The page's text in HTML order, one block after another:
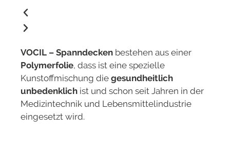
VOCIL – Spanndecken bestehen aus einer
Polymerfolie, dass ist eine spezielle
Kunstoffmischung die gesundheitlich
unbedenklich ist und schon seit Jahren in der
Medizintechnik und Lebensmittelindustrie
eingesetzt wird.